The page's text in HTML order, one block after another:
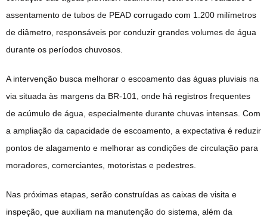
assentamento de tubos de PEAD corrugado com 1.200 milímetros
de diâmetro, responsáveis por conduzir grandes volumes de água
durante os períodos chuvosos.
A intervenção busca melhorar o escoamento das águas pluviais na
via situada às margens da BR-101, onde há registros frequentes
de acúmulo de água, especialmente durante chuvas intensas. Com
a ampliação da capacidade de escoamento, a expectativa é reduzir
pontos de alagamento e melhorar as condições de circulação para
moradores, comerciantes, motoristas e pedestres.
Nas próximas etapas, serão construídas as caixas de visita e
inspeção, que auxiliam na manutenção do sistema, além da